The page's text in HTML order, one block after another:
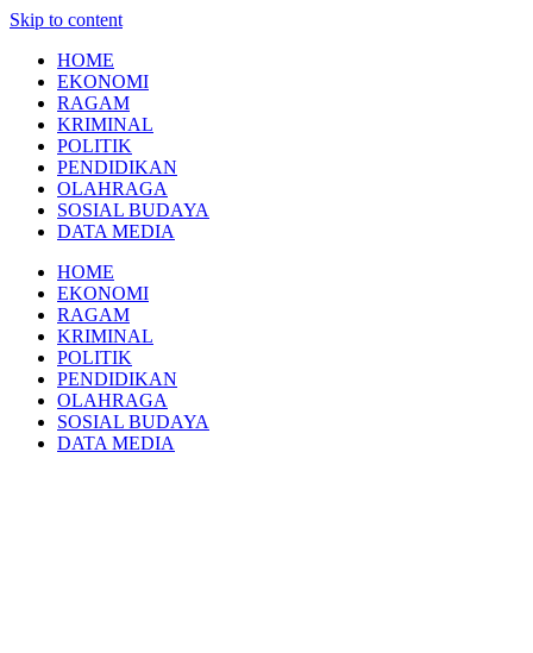
Skip to content
HOME
EKONOMI
RAGAM
KRIMINAL
POLITIK
PENDIDIKAN
OLAHRAGA
SOSIAL BUDAYA
DATA MEDIA
HOME
EKONOMI
RAGAM
KRIMINAL
POLITIK
PENDIDIKAN
OLAHRAGA
SOSIAL BUDAYA
DATA MEDIA